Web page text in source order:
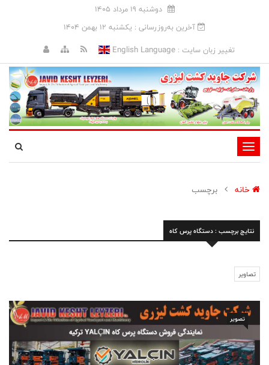
دوشنبه 19 مرداد 1405
آخرین به‌روزرسانی : يکشنبه 12 بهمن 1404
تغییر زبان سایت :English Language
تغییر
وضعیت
ناوبری
خانه برچسب
نتایج برچسب : دستگاه پرس کاه
تصاویر
تصویر